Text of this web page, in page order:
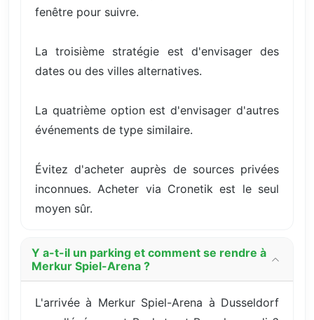
fenêtre pour suivre.
La troisième stratégie est d'envisager des
dates ou des villes alternatives.
La quatrième option est d'envisager d'autres
événements de type similaire.
Évitez d'acheter auprès de sources privées
inconnues. Acheter via Cronetik est le seul
moyen sûr.
Y a-t-il un parking et comment se rendre à
Merkur Spiel-Arena ?
L'arrivée à Merkur Spiel-Arena à Dusseldorf